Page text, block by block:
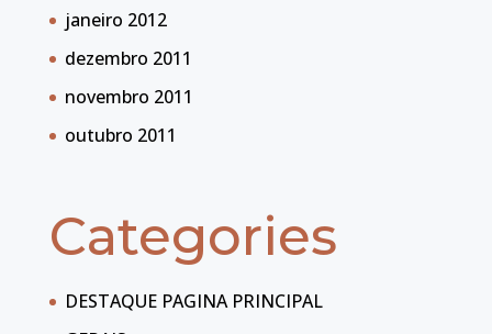
janeiro 2012
dezembro 2011
novembro 2011
outubro 2011
Categories
DESTAQUE PAGINA PRINCIPAL